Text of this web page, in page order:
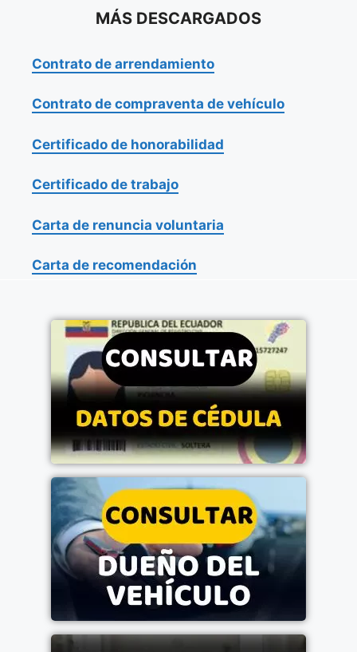
MÁS DESCARGADOS
Contrato de arrendamiento
Contrato de compraventa de vehículo
Certificado de honorabilidad
Certificado de trabajo
Carta de renuncia voluntaria
Carta de recomendación